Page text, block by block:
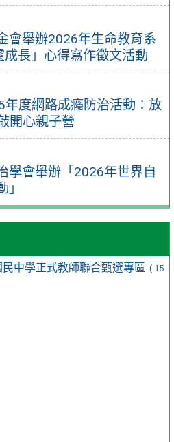
會舉辦2026年生命教育系
長」心得寫作徵文活動
年度網路成癮防治活動：放
開心親子營
學會舉辦「2026年世界自
中學正式教師聯合甄選專區 ( 15